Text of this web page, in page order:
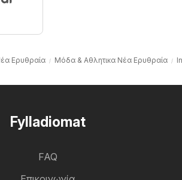
Ερυθραία Μόδα & Aθλητικα Νέα Ερυθραία
Fylladiomat
FAQ